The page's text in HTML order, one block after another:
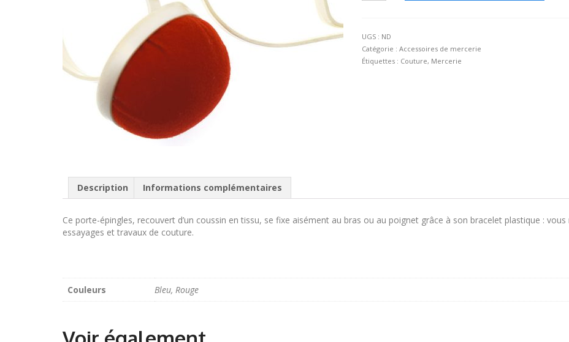
UGS : ND
Catégorie : Accessoires de mercerie
Étiquettes : Couture, Mercerie
Description Informations complémentaires
Ce porte-épingles, recouvert d’un coussin en tissu, se fixe aisément au bras ou au poignet grâce à son bracelet plastique :
essayages et travaux de couture.
Couleurs Bleu, Rouge